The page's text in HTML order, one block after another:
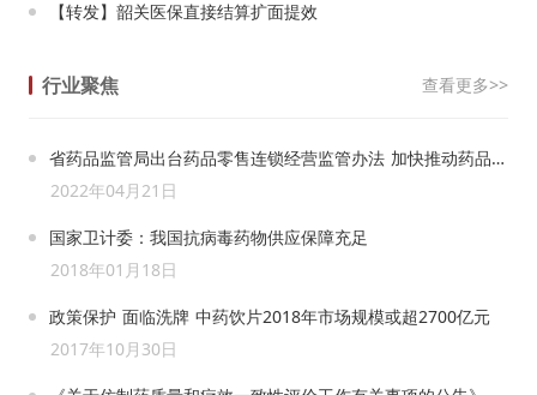
【转发】韶关医保直接结算扩面提效
行业聚焦 查看更多>>
省药品监管局出台药品零售连锁经营监管办法 加快推动药品零售产业高质量发展
2022年04月21日
国家卫计委：我国抗病毒药物供应保障充足
2018年01月18日
政策保护 面临洗牌 中药饮片2018年市场规模或超2700亿元
2017年10月30日